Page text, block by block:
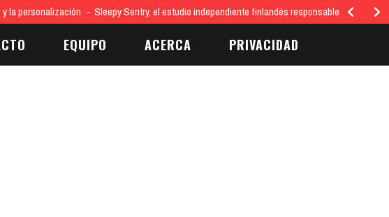
la personalización Sleepy Sentry, el estudio independiente finlandés responsable del juego…
EQUIPO ACERCA PRIVACIDAD